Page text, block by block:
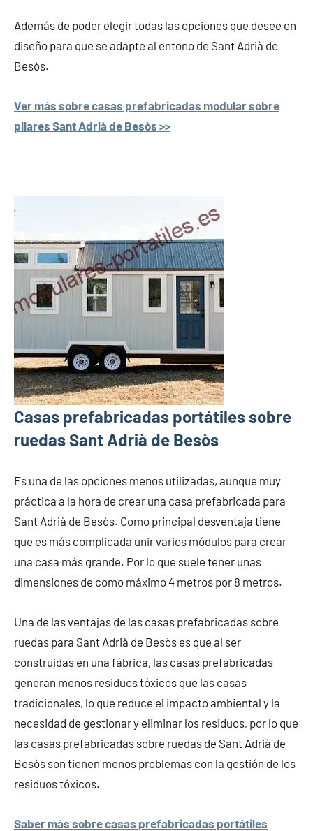
Además de poder elegir todas las opciones que desee en
diseño para que se adapte al entono de Sant Adrià de
Besòs.
Ver más sobre casas prefabricadas modular sobre
pilares Sant Adrià de Besòs >>
Casas prefabricadas portátiles sobre
ruedas Sant Adrià de Besòs
Es una de las opciones menos utilizadas, aunque muy
práctica a la hora de crear una casa prefabricada para
Sant Adrià de Besòs. Como principal desventaja tiene
que es más complicada unir varios módulos para crear
una casa más grande. Por lo que suele tener unas
dimensiones de como máximo 4 metros por 8 metros.
Una de las ventajas de las casas prefabricadas sobre
ruedas para Sant Adrià de Besòs es que al ser
construidas en una fábrica, las casas prefabricadas
generan menos residuos tóxicos que las casas
tradicionales, lo que reduce el impacto ambiental y la
necesidad de gestionar y eliminar los residuos, por lo que
las casas prefabricadas sobre ruedas de Sant Adrià de
Besòs son tienen menos problemas con la gestión de los
residuos tóxicos.
Saber más sobre casas prefabricadas portátiles